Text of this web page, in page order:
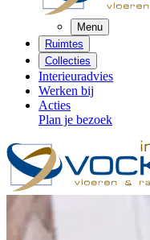
Menu
Ruimtes
Collecties
Interieuradvies
Werken bij
Acties
Plan je bezoek